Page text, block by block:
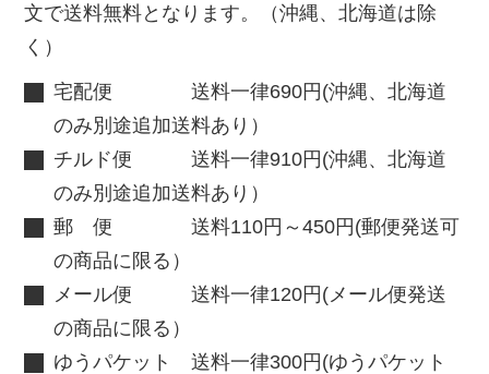
文で送料無料となります。（沖縄、北海道は除
く）
宅配便 送料一律690円(沖縄、北海道
のみ別途追加送料あり）
チルド便 送料一律910円(沖縄、北海道
のみ別途追加送料あり）
郵 便 送料110円～450円(郵便発送可
の商品に限る）
メール便 送料一律120円(メール便発送
の商品に限る）
ゆうパケット 送料一律300円(ゆうパケット